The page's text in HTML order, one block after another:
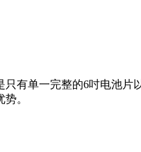
有单一完整的6吋电池片
。